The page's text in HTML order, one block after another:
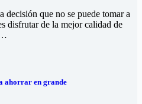
decisión que no se puede tomar a
disfrutar de la mejor calidad de
ahorrar en grande